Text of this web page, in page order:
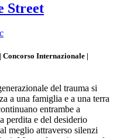
Street
Internazionale |
del trauma si
a una famiglia e a una terra
entrambe a
perdita e del desiderio
meglio attraverso silenzi